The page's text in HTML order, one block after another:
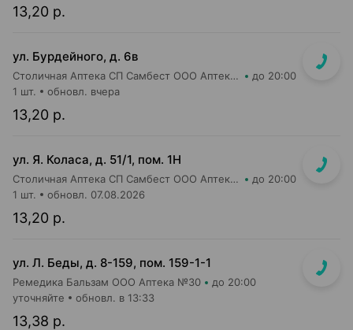
13,20 р.
ул. Бурдейного, д. 6в
Столичная Аптека СП Самбест ООО Аптека №23 до 20:00
13,20 р.
1 шт. обновл. вчера
ул. Я. Коласа, д. 51/1, пом. 1Н
Столичная Аптека СП Самбест ООО Аптека №1 до 20:00
13,20 р.
1 шт. обновл. 07.08.2026
ул. Л. Беды, д. 8-159, пом. 159-1-1
Ремедика Бальзам ООО Аптека №30 до 20:00
13,38 р.
уточняйте обновл. в 13:33